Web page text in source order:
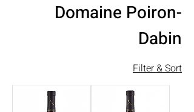
Domaine Poiron-
Dabin
Filter & Sort